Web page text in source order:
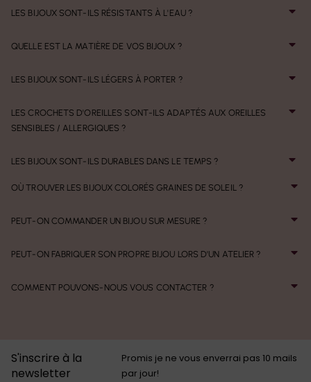
LES BIJOUX SONT-ILS RÉSISTANTS À L'EAU ?
QUELLE EST LA MATIÈRE DE VOS BIJOUX ?
LES BIJOUX SONT-ILS LÉGERS À PORTER ?
LES CROCHETS D'OREILLES SONT-ILS ADAPTÉS AUX OREILLES
SENSIBLES / ALLERGIQUES ?
LES BIJOUX SONT-ILS DURABLES DANS LE TEMPS ?
OÙ TROUVER LES BIJOUX COLORÉS GRAINES DE SOLEIL ?
PEUT-ON COMMANDER UN BIJOU SUR MESURE ?
PEUT-ON FABRIQUER SON PROPRE BIJOU LORS D'UN ATELIER ?
COMMENT POUVONS-NOUS VOUS CONTACTER ?
S'inscrire à la
newsletter
Promis je ne vous enverrai pas 10 mails
par jour!